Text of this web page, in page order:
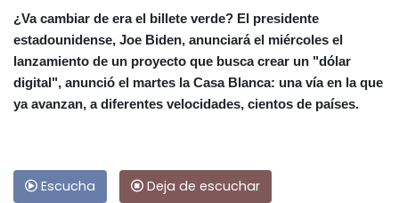
¿Va cambiar de era el billete verde? El presidente
estadounidense, Joe Biden, anunciará el miércoles el
lanzamiento de un proyecto que busca crear un "dólar
digital", anunció el martes la Casa Blanca: una vía en la que
ya avanzan, a diferentes velocidades, cientos de países.
Escucha Deja de escuchar